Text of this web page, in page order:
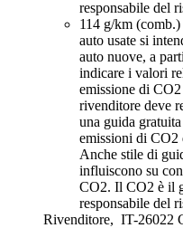
responsabile del
114 g/km (comb.)
auto usate si
auto nuove, a
indicare i valori
emissione di
rivenditore deve
una guida
emissioni di CO2
Anche stile di
influiscono su
CO2. Il CO2 è il
responsabile del
Rivenditore, IT-26022